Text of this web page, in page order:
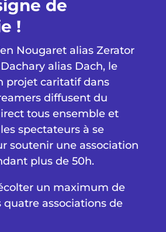
de
!
Nougaret alias Zerator
alias Dach, le
projet caritatif dans
diffusent du
tous ensemble et
spectateurs à se
soutenir une association
plus de 50h.
un maximum de
quatre associations de